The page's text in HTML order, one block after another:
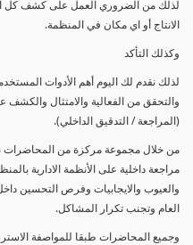
لذلك من الضروري العمل على كشف كل
الانتاج أو اي مكان في المنظمة.
وكذلك التأكد
لذلك نقدم لك اليوم أهم الأدوات
والتحقق من الفعالية والامتثال
(المراجعة / التدقيق الداخلي).
من خلال مجموعة مركزة من المحاضرات
مراجعة داخلية على الأنظمة الادارية
والعيوب والايجابيات وفرص التحسين
العام وتجنب تكرار المشاكل.
وجميع المحاضرات طبقا للمواصفة الاسترشادية